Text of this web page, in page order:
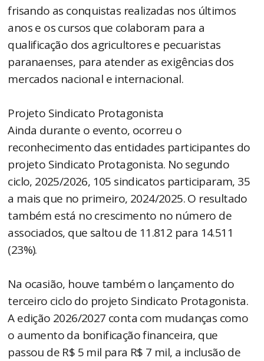
frisando as conquistas realizadas nos últimos
anos e os cursos que colaboram para a
qualificação dos agricultores e pecuaristas
paranaenses, para atender as exigências dos
mercados nacional e internacional.
Projeto Sindicato Protagonista
Ainda durante o evento, ocorreu o
reconhecimento das entidades participantes do
projeto Sindicato Protagonista. No segundo
ciclo, 2025/2026, 105 sindicatos participaram, 35
a mais que no primeiro, 2024/2025. O resultado
também está no crescimento no número de
associados, que saltou de 11.812 para 14.511
(23%).
Na ocasião, houve também o lançamento do
terceiro ciclo do projeto Sindicato Protagonista.
A edição 2026/2027 conta com mudanças como
o aumento da bonificação financeira, que
passou de R$ 5 mil para R$ 7 mil, a inclusão de